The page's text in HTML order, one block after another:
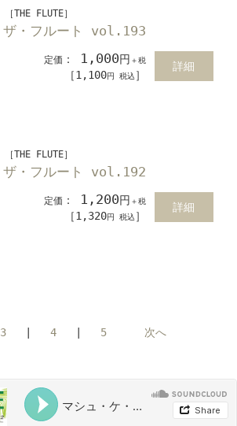
［THE FLUTE］
ザ・フルート vol.193
定価 ： 1,000円 ＋税
［1,100円 税込 ］
詳細
［THE FLUTE］
ザ・フルート vol.192
定価 ： 1,200円 ＋税
［1,320円 税込 ］
詳細
3| 4| 5
次へ